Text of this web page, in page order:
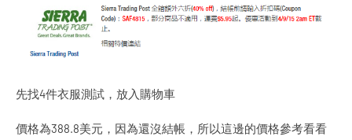
先找4件衣服測試，放入購物車
價格為388.8美元，因為還沒結帳，所以這邊的價格參考看看